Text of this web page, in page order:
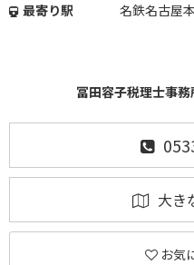
最寄り駅
名鉄名古屋
冨田容子税理士事
大き
お気